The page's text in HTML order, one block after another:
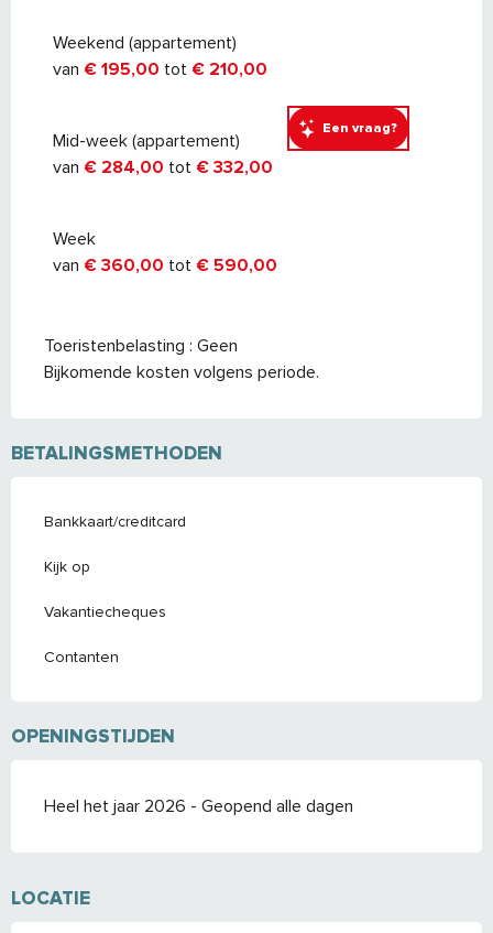
Een vraag?
Weekend (appartement)
van € 195,00 tot € 210,00
Mid-week (appartement)
van € 284,00 tot € 332,00
Week
van € 360,00 tot € 590,00
Toeristenbelasting : Geen
Bijkomende kosten volgens periode.
BETALINGSMETHODEN
Bankkaart/creditcard
Kijk op
Vakantiecheques
Contanten
OPENINGSTIJDEN
Heel het jaar 2026 - Geopend alle dagen
LOCATIE